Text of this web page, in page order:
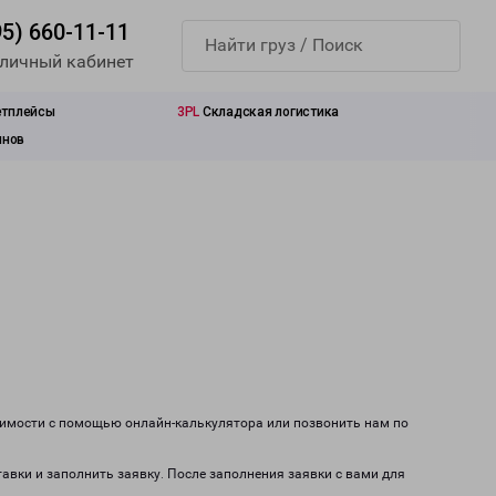
660-11-11
кабинет
3PL Складская логистика
с помощью онлайн-калькулятора или позвонить нам по
и заполнить заявку. После заполнения заявки с вами для